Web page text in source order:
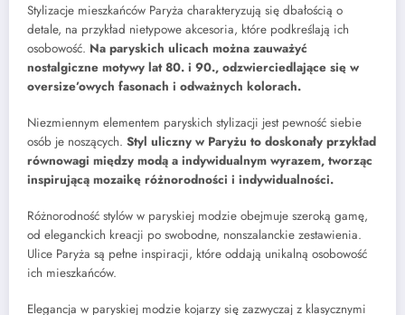
Stylizacje mieszkańców Paryża charakteryzują się dbałością o
detale, na przykład nietypowe akcesoria, które podkreślają ich
osobowość. Na paryskich ulicach można zauważyć
nostalgiczne motywy lat 80. i 90., odzwierciedlające się w
oversize’owych fasonach i odważnych kolorach.
Niezmiennym elementem paryskich stylizacji jest pewność siebie
osób je noszących. Styl uliczny w Paryżu to doskonały przykład
równowagi między modą a indywidualnym wyrazem, tworząc
inspirującą mozaikę różnorodności i indywidualności.
Różnorodność stylów w paryskiej modzie obejmuje szeroką gamę,
od eleganckich kreacji po swobodne, nonszalanckie zestawienia.
Ulice Paryża są pełne inspiracji, które oddają unikalną osobowość
ich mieszkańców.
Elegancja w paryskiej modzie kojarzy się zazwyczaj z klasycznymi